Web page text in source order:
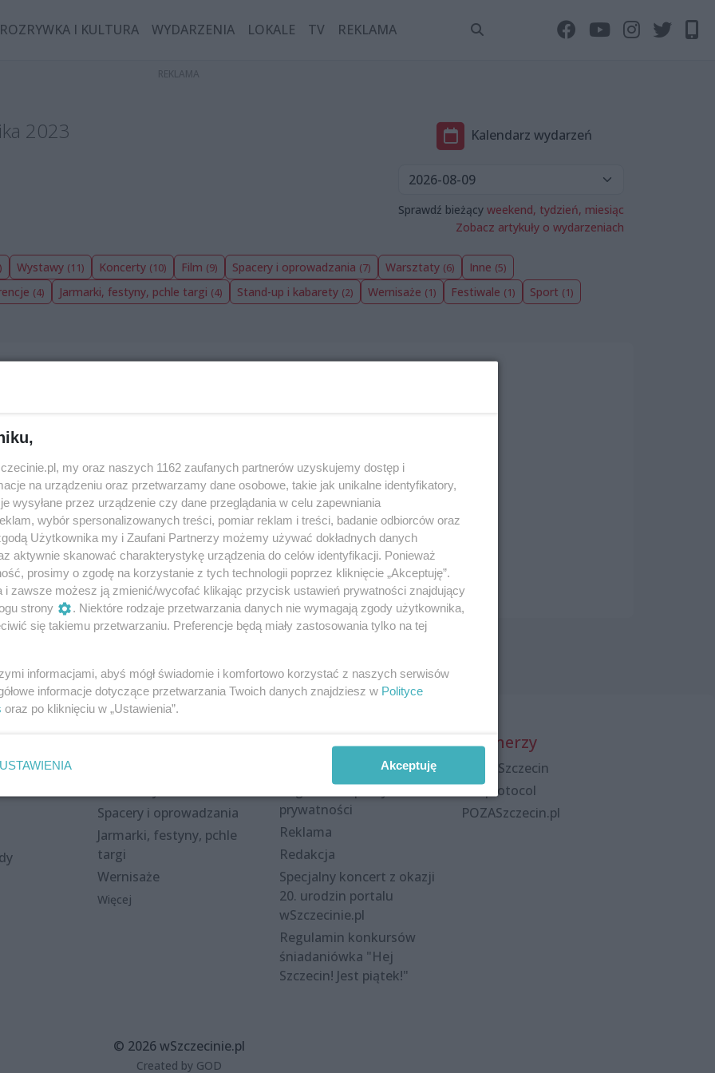
ROZRYWKA I KULTURA WYDARZENIA LOKALE TV REKLAMA
2023 Kalendarz wydarzeń
Sprawdź bieżący weekend, tydzień, miesiąc
Zobacz artykuły o wydarzeniach
Wystawy (11) Koncerty (10) Film (9) Spacery i oprowadzania (7) Warsztaty (6) Inne (5)
(4) Jarmarki, festyny, pchle targi (4) Stand-up i kabarety (2) Wernisaże (1) Festiwale (1) Sport (1)
- spróbujzmienić kategorię
Spacery i oprowadzania
Jarmarki, festyny, pchle
targi
Wernisaże
Więcej
Redakcja
Regulamin i polityka
prywatności
Reklama
Redakcja
Specjalny koncert z okazji
20. urodzin portalu
wSzczecinie.pl
Regulamin konkursów
śniadaniówka "Hej
Szczecin! Jest piątek!"
Partnerzy
Praca Szczecin
the:protocol
POZASzczecin.pl
© 2026 wSzczecinie.pl
Created by GOD
my oraz naszych 1162 zaufanych partnerów uzyskujemy dostęp i
na urządzeniu oraz przetwarzamy dane osobowe, takie jak unikalne identyfikatory,
wysyłane przez urządzenie czy dane przeglądania w celu zapewniania
wybór spersonalizowanych treści, pomiar reklam i treści, badanie odbiorców oraz
Użytkownika my i Zaufani Partnerzy możemy używać dokładnych danych
aktywnie skanować charakterystykę urządzenia do celów identyfikacji. Ponieważ
prosimy o zgodę na korzystanie z tych technologii poprzez kliknięcie „Akceptuję”.
i zawsze możesz ją zmienić/wycofać klikając przycisk ustawień prywatności znajdujący
strony
. Niektóre rodzaje przetwarzania danych nie wymagają zgody użytkownika,
się takiemu przetwarzaniu. Preferencje będą miały zastosowania tylko na tej
informacjami, abyś mógł świadomie i komfortowo korzystać z naszych serwisów
informacje dotyczące przetwarzania Twoich danych znajdziesz w Polityce
oraz po kliknięciu w „Ustawienia”.
USTAWIENIA Akceptuję